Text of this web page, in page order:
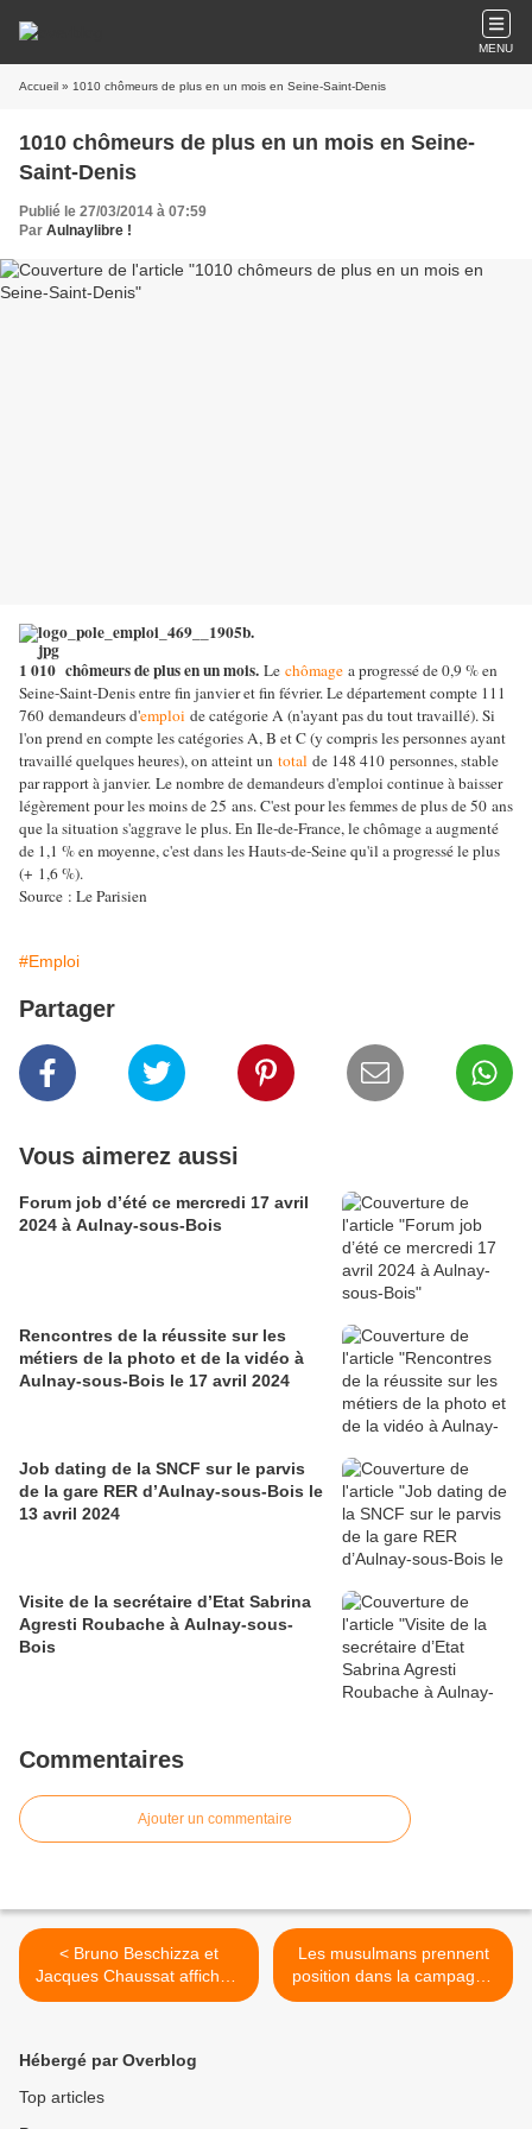
MENU
Accueil » 1010 chômeurs de plus en un mois en Seine-Saint-Denis
1010 chômeurs de plus en un mois en Seine-
Saint-Denis
Publié le 27/03/2014 à 07:59
Par Aulnaylibre !
1 010 chômeurs de plus en un mois. Le chômage a progressé de 0,9 % en
Seine-Saint-Denis entre fin janvier et fin février. Le département compte 111
760 demandeurs d'emploi de catégorie A (n'ayant pas du tout travaillé). Si
l'on prend en compte les catégories A, B et C (y compris les personnes ayant
travaillé quelques heures), on atteint un total de 148 410 personnes, stable
par rapport à janvier. Le nombre de demandeurs d'emploi continue à baisser
légèrement pour les moins de 25 ans. C'est pour les femmes de plus de 50 ans
que la situation s'aggrave le plus. En Ile-de-France, le chômage a augmenté
de 1,1 % en moyenne, c'est dans les Hauts-de-Seine qu'il a progressé le plus
(+ 1,6 %).
Source : Le Parisien
#Emploi
Partager
Vous aimerez aussi
Forum job d’été ce mercredi 17 avril
2024 à Aulnay-sous-Bois
Rencontres de la réussite sur les
métiers de la photo et de la vidéo à
Aulnay-sous-Bois le 17 avril 2024
Job dating de la SNCF sur le parvis
de la gare RER d’Aulnay-sous-Bois le
13 avril 2024
Visite de la secrétaire d’Etat Sabrina
Agresti Roubache à Aulnay-sous-
Bois
Commentaires
Ajouter un commentaire
< Bruno Beschizza et
Jacques Chaussat affichent
leur union en réunion
Bois
Les musulmans prennent
position dans la campagne
municipale à Aulnay-sous-
Hébergé par Overblog
Top articles